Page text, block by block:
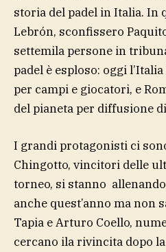
storia del padel in Italia. In
Lebrón, sconfissero
settemila persone in
padel è esploso: oggi
per campi e giocatori, e
del pianeta per diffusione
I grandi protagonisti ci
Chingotto, vincitori delle
torneo, si stanno
anche quest’anno ma non
Tapia e Arturo Coello,
cercano ila rivincita dopo